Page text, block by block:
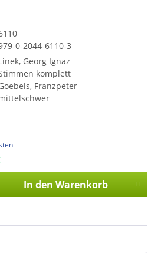
0-2044-6110-3
Georg Ignaz
komplett
Franzpeter
In den Warenkorb